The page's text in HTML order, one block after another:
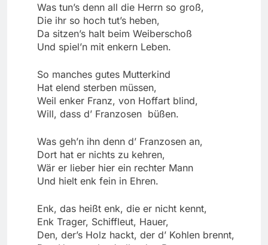
Was tun’s denn all die Herrn so groß,
Die ihr so hoch tut’s heben,
Da sitzen’s halt beim Weiberschoß
Und spiel’n mit enkern Leben.
So manches gutes Mutterkind
Hat elend sterben müssen,
Weil enker Franz, von Hoffart blind,
Will, dass d’ Franzosen büßen.
Was geh’n ihn denn d’ Franzosen an,
Dort hat er nichts zu kehren,
Wär er lieber hier ein rechter Mann
Und hielt enk fein in Ehren.
Enk, das heißt enk, die er nicht kennt,
Enk Trager, Schiffleut, Hauer,
Den, der’s Holz hackt, der d’ Kohlen brennt,